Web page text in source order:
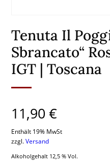
Tenuta Il
Sbrancato“
IGT | Toscana
11,90€
Enthält 19% MwSt
Alkoholgehalt 12,5 % Vol.
zzgl.Versand